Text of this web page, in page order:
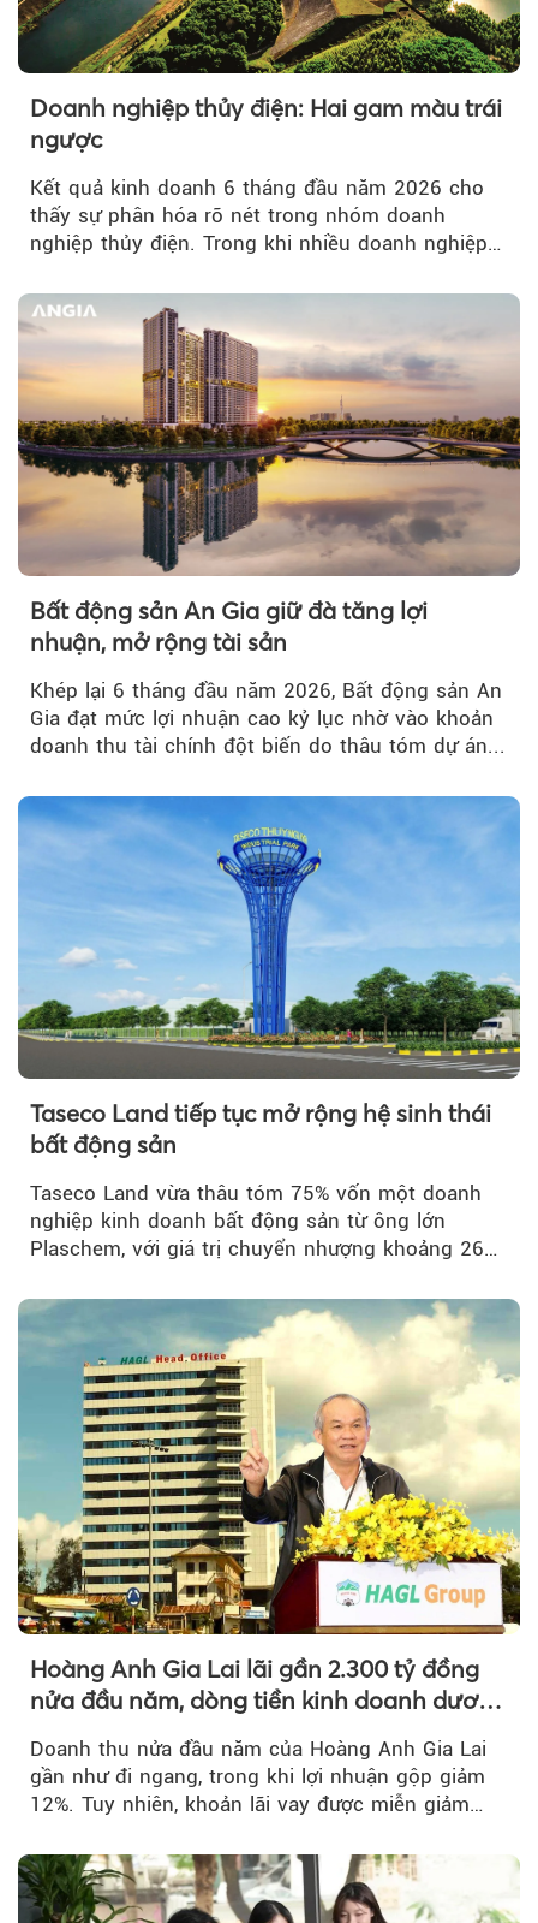
Doanh nghiệp thủy điện: Hai gam màu trái
ngược
Kết quả kinh doanh 6 tháng đầu năm 2026 cho
thấy sự phân hóa rõ nét trong nhóm doanh
nghiệp thủy điện. Trong khi nhiều doanh nghiệp
Bất động sản An Gia giữ đà tăng lợi
nhuận, mở rộng tài sản
Khép lại 6 tháng đầu năm 2026, Bất động sản An
Gia đạt mức lợi nhuận cao kỷ lục nhờ vào khoản
doanh thu tài chính đột biến do thâu tóm dự án...
Taseco Land tiếp tục mở rộng hệ sinh thái
bất động sản
Taseco Land vừa thâu tóm 75% vốn một doanh
nghiệp kinh doanh bất động sản từ ông lớn
Plaschem, với giá trị chuyển nhượng khoảng 262
Hoàng Anh Gia Lai lãi gần 2.300 tỷ đồng
nửa đầu năm, dòng tiền kinh doanh dương
Doanh thu nửa đầu năm của Hoàng Anh Gia Lai
gần như đi ngang, trong khi lợi nhuận gộp giảm
12%. Tuy nhiên, khoản lãi vay được miễn giảm